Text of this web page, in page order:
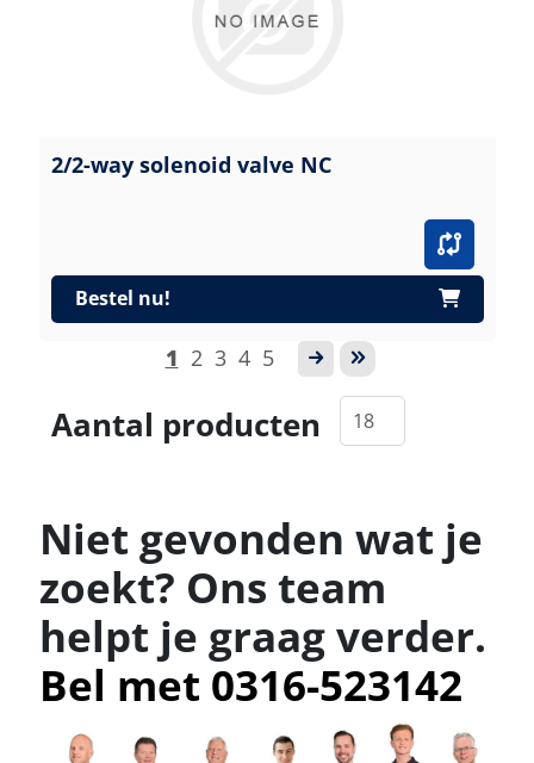
2/2-way solenoid valve NC
Bestel nu!
1 2 3 4 5
Aantal producten
Niet gevonden wat je
zoekt? Ons team
helpt je graag verder.
Bel met 0316-523142